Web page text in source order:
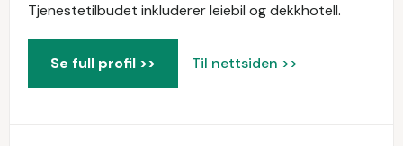
Tjenestetilbudet inkluderer leiebil og dekkhotell.
Se full profil >> Til nettsiden >>